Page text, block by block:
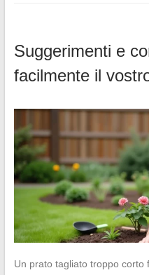
Suggerimenti e
facilmente il
Un prato tagliato troppo corto